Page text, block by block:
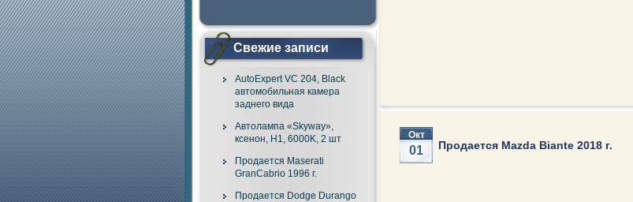
Свежие записи
AutoExpert VC 204, Black
автомобильная камера
заднего вида
Автолампа «Skyway»,
ксенон, H1, 6000K, 2 шт
Продается Maserati
GranCabrio 1996 г.
Продается Dodge Durango
Продается Mazda Biante 2018 г.
Окт
01